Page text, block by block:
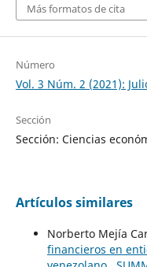
Más formatos de cita
Número
Vol. 3 Núm. 2 (2021):
Sección
Sección: Ciencias
Artículos similares
Norberto Mejía
financieros en